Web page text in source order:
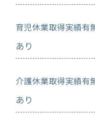
育児休業取得実績有
あり
介護休業取得実績有
あり